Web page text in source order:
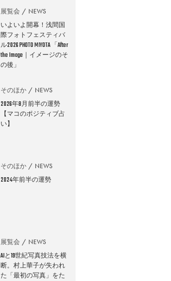
展覧会 NEWS
いよいよ開幕！浅間国
際フォトフェスティバ
ル2026 PHOTO MIYOTA 「After
the Image｜イメージのそ
の後」
そのほか NEWS
2026年8月前半の運勢
【マコのポジティブ占
い】
そのほか NEWS
2024年前半の運勢
展覧会 NEWS
AIと19世紀写真技法を横
断。村上華子が失われ
た「最初の写真」をた